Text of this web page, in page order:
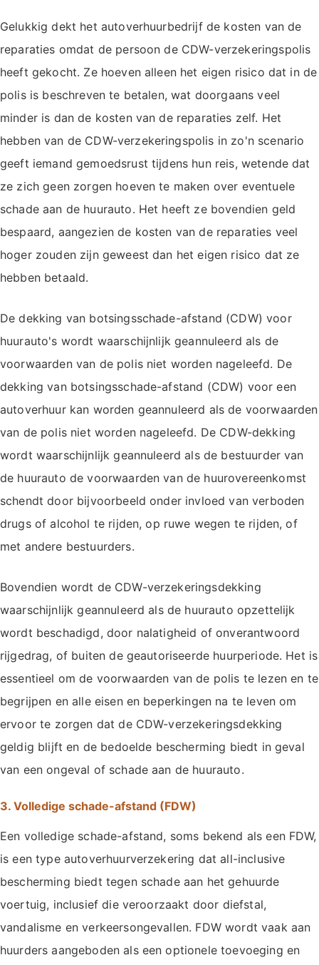
Gelukkig dekt het autoverhuurbedrijf de kosten van de
reparaties omdat de persoon de CDW-verzekeringspolis
heeft gekocht. Ze hoeven alleen het eigen risico dat in de
polis is beschreven te betalen, wat doorgaans veel
minder is dan de kosten van de reparaties zelf. Het
hebben van de CDW-verzekeringspolis in zo'n scenario
geeft iemand gemoedsrust tijdens hun reis, wetende dat
ze zich geen zorgen hoeven te maken over eventuele
schade aan de huurauto. Het heeft ze bovendien geld
bespaard, aangezien de kosten van de reparaties veel
hoger zouden zijn geweest dan het eigen risico dat ze
hebben betaald.
De dekking van botsingsschade-afstand (CDW) voor
huurauto's wordt waarschijnlijk geannuleerd als de
voorwaarden van de polis niet worden nageleefd. De
dekking van botsingsschade-afstand (CDW) voor een
autoverhuur kan worden geannuleerd als de voorwaarden
van de polis niet worden nageleefd. De CDW-dekking
wordt waarschijnlijk geannuleerd als de bestuurder van
de huurauto de voorwaarden van de huurovereenkomst
schendt door bijvoorbeeld onder invloed van verboden
drugs of alcohol te rijden, op ruwe wegen te rijden, of
met andere bestuurders.
Bovendien wordt de CDW-verzekeringsdekking
waarschijnlijk geannuleerd als de huurauto opzettelijk
wordt beschadigd, door nalatigheid of onverantwoord
rijgedrag, of buiten de geautoriseerde huurperiode. Het is
essentieel om de voorwaarden van de polis te lezen en te
begrijpen en alle eisen en beperkingen na te leven om
ervoor te zorgen dat de CDW-verzekeringsdekking
geldig blijft en de bedoelde bescherming biedt in geval
van een ongeval of schade aan de huurauto.
3. Volledige schade-afstand (FDW)
Een volledige schade-afstand, soms bekend als een FDW,
is een type autoverhuurverzekering dat all-inclusive
bescherming biedt tegen schade aan het gehuurde
voertuig, inclusief die veroorzaakt door diefstal,
vandalisme en verkeersongevallen. FDW wordt vaak aan
huurders aangeboden als een optionele toevoeging en